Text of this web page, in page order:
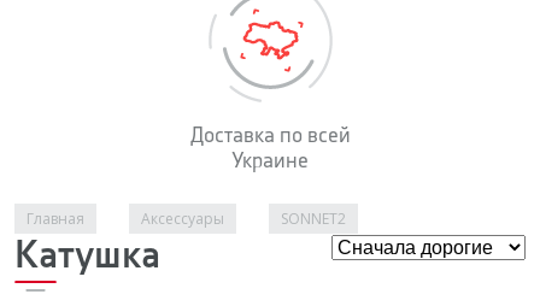
Доставка по всей
Украине
Вы здесь
Главная Аксессуары SONNET2
Катушка